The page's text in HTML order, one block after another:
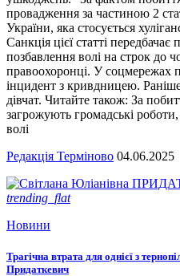
провадження за частиною 2
України, яка стосується
Санкція цієї статті передбачає
позбавлення волі на строк до
правоохоронці. У соцмережах
інцидент з кривдницею.
дівчат. Читайте також: За
загрожують громадські
волі
Редакція Терміново 04.06.2025
trending_flat
Новини
Трагічна втрата для однієї з
Придаткевич